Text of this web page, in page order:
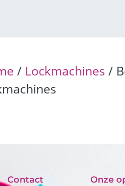
/ Lockmachines /
Contact Onze